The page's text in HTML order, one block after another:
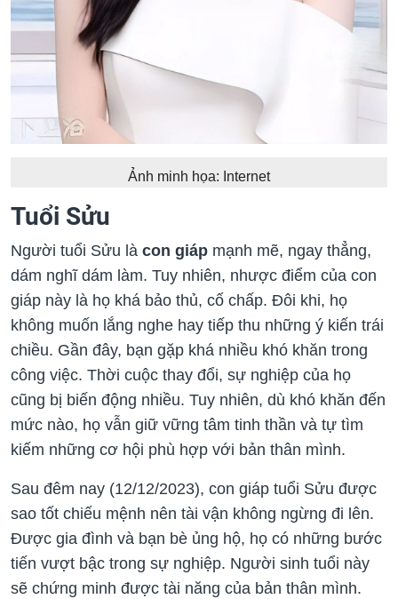
Ảnh minh họa: Internet
Tuổi Sửu
Người tuổi Sửu là con giáp mạnh mẽ, ngay thẳng,
dám nghĩ dám làm. Tuy nhiên, nhược điểm của con
giáp này là họ khá bảo thủ, cố chấp. Đôi khi, họ
không muốn lắng nghe hay tiếp thu những ý kiến trái
chiều. Gần đây, bạn gặp khá nhiều khó khăn trong
công việc. Thời cuộc thay đổi, sự nghiệp của họ
cũng bị biến động nhiều. Tuy nhiên, dù khó khăn đến
mức nào, họ vẫn giữ vững tâm tinh thần và tự tìm
kiếm những cơ hội phù hợp với bản thân mình.
Sau đêm nay (12/12/2023), con giáp tuổi Sửu được
sao tốt chiếu mệnh nên tài vận không ngừng đi lên.
Được gia đình và bạn bè ủng hộ, họ có những bước
tiến vượt bậc trong sự nghiệp. Người sinh tuổi này
sẽ chứng minh được tài năng của bản thân mình.